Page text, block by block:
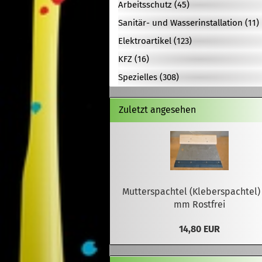
Arbeitsschutz (45)
Sanitär- und Wasserinstallation (11)
Elektroartikel (123)
KFZ (16)
Spezielles (308)
Zuletzt angesehen
Mutterspachtel (Kleberspachtel)
mm Rostfrei
14,80 EUR